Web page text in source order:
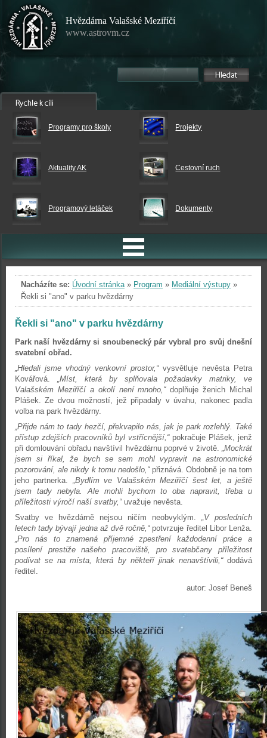
Hvězdárna Valašské Meziříčí
www.astrovm.cz
Programy pro školy Projekty
Aktuality AK Cestovní ruch
Programový letáček Dokumenty
Nacházíte se: Úvodní stránka» Program » Mediální výstupy »
Řekli si "ano" v parku hvězdárny
Řekli si "ano" v parku hvězdárny
Park naší hvězdárny si snoubenecký pár vybral pro svůj dnešní
svatební obřad.
„Hledali jsme vhodný venkovní prostor,“vysvětluje nevěsta Petra
Kovářová. „Míst, která by splňovala požadavky matriky, ve
Valašském Meziříčí a okolí není mnoho,“doplňuje ženich Michal
Plášek. Ze dvou možností, jež připadaly v úvahu, nakonec padla
volba na park hvězdárny.
„Přijde nám to tady hezčí, překvapilo nás, jak je park rozlehlý. Také
přístup zdejších pracovníků byl vstřícnější,“ pokračuje Plášek, jenž
při domlouvání obřadu navštívil hvězdárnu poprvé v životě. „Mockrát
jsem si říkal, že bych se sem mohl vypravit na astronomické
pozorování, ale nikdy k tomu nedošlo,“přiznává. Obdobně je na tom
jeho partnerka. „Bydlím ve Valašském Meziříčí šest let, a ještě
jsem tady nebyla. Ale mohli bychom to oba napravit, třeba u
příležitosti výročí naší svatby,“ uvažuje nevěsta.
Svatby ve hvězdárně nejsou ničím neobvyklým. „V posledních
letech tady bývají jedna až dvě ročně,“ potvrzuje ředitel Libor Lenža.
„Pro nás to znamená příjemné zpestření každodenní práce a
posílení prestiže našeho pracoviště, pro svatebčany příležitost
podívat se na místa, která by někteří jinak nenavštívili,“dodává
ředitel.
autor: Josef Beneš